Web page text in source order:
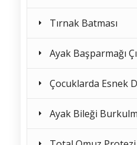
Tırnak Batması
Ayak Başparmağı
Çocuklarda Esnek
Ayak Bileği